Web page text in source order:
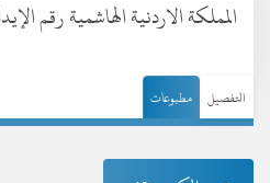
المملكة الاردنية الهاشمية رقم
التفصيل مطبوعات